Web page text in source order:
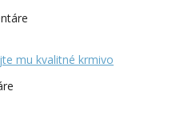
mu kvalitné krmivo